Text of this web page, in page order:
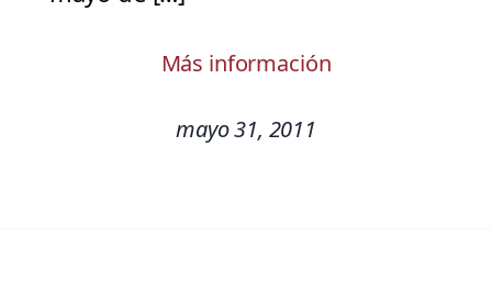
Más información
mayo 31, 2011